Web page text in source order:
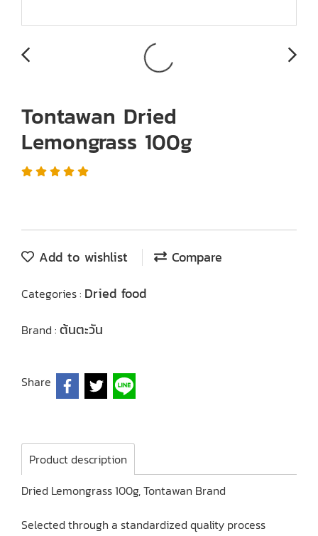
Tontawan Dried
Lemongrass 100g
Add to wishlist Compare
Categories : Dried food
Brand : ต้นตะวัน
Share
Product description
Dried Lemongrass 100g, Tontawan Brand
Selected through a standardized quality process